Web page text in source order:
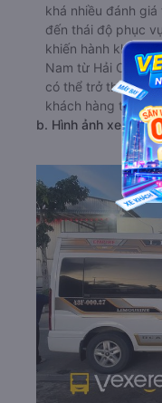
khá nhiều đánh
đến thái độ phục
khiến hành khách
Nam từ Hải Châu -
có thể trở thành
khách hàng tin
b. Hình ảnh xe Ba